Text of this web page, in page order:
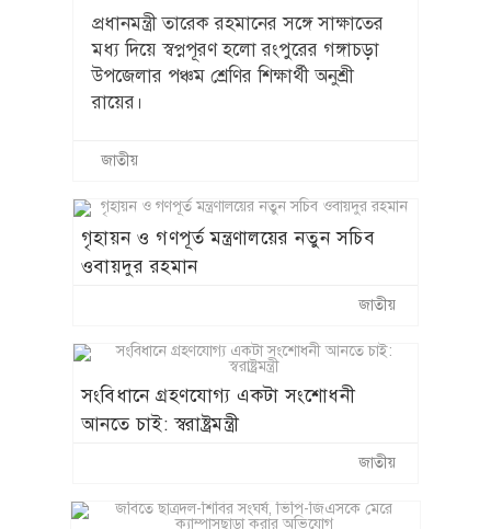
প্রধানমন্ত্রী তারেক রহমানের সঙ্গে সাক্ষাতের
মধ্য দিয়ে স্বপ্নপূরণ হলো রংপুরের গঙ্গাচড়া
উপজেলার পঞ্চম শ্রেণির শিক্ষার্থী অনুশ্রী
রায়ের।
জাতীয়
গৃহায়ন ও গণপূর্ত মন্ত্রণালয়ের নতুন সচিব
ওবায়দুর রহমান
জাতীয়
সংবিধানে গ্রহণযোগ্য একটা সংশোধনী
আনতে চাই: স্বরাষ্ট্রমন্ত্রী
জাতীয়